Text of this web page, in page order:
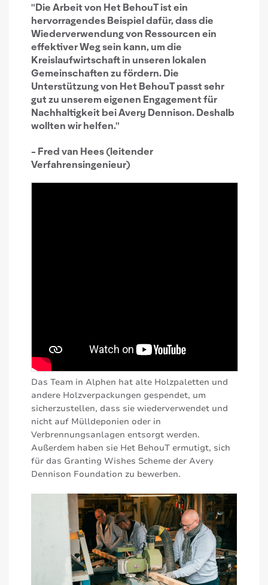
"Die Arbeit von Het BehouT ist ein
hervorragendes Beispiel dafür, dass die
Wiederverwendung von Ressourcen ein
effektiver Weg sein kann, um die
Kreislaufwirtschaft in unseren lokalen
Gemeinschaften zu fördern. Die
Unterstützung von Het BehouT passt sehr
gut zu unserem eigenen Engagement für
Nachhaltigkeit bei Avery Dennison. Deshalb
wollten wir helfen."
- Fred van Hees (leitender
Verfahrensingenieur)
Das Team in Alphen hat alte Holzpaletten und
andere Holzverpackungen gespendet, um
sicherzustellen, dass sie wiederverwendet und
nicht auf Mülldeponien oder in
Verbrennungsanlagen entsorgt werden.
Außerdem haben sie Het BehouT ermutigt, sich
für das Granting Wishes Scheme der Avery
Dennison Foundation zu bewerben.